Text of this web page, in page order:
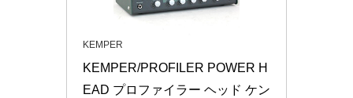
KEMPER
KEMPER/PROFILER POWER H
EAD プロファイラー ヘッド ケン